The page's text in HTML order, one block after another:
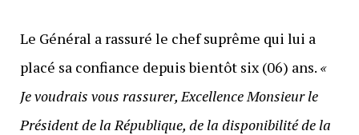
Le Général a rassuré le chef suprême qui lui a
placé sa confiance depuis bientôt six (06) ans. «
Je voudrais vous rassurer, Excellence Monsieur le
Président de la République, de la disponibilité de la